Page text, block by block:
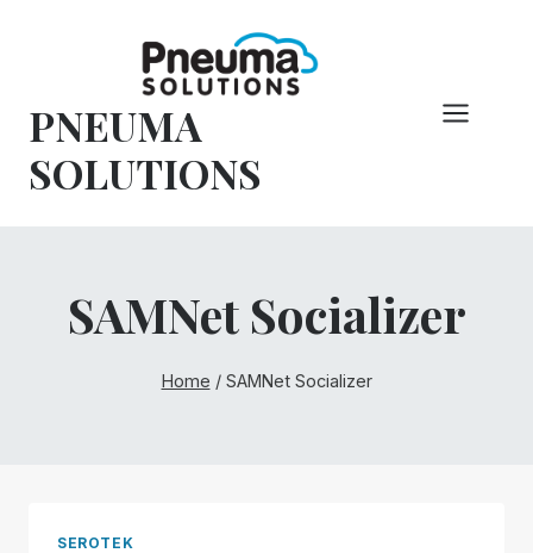
PNEUMA
SOLUTIONS
SAMNet Socializer
Home / SAMNet Socializer
SEROTEK